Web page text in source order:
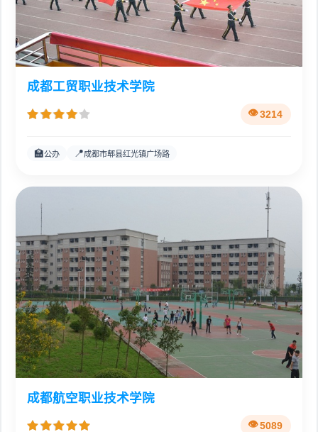
成都工贸职业技术学院
3214
🏫公办 📍成都市郫县红光镇广场路
成都航空职业技术学院
5089